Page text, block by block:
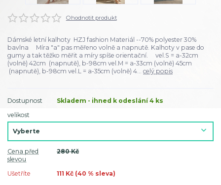
Ohodnotit produkt
Dámské letní kalhoty HZJ fashion Materiál --70% polyester 30%
bavlna Míra "a" pas měřeno volně a napnutě. Kalhoty v pase do
gumy a tak těžko měřit a míry spíše orientační. vel.S = a-32cm
(volně) 42cm (napnutě), b-98cm vel.M = a-33cm (volně) 45cm
(napnutě), b-98cm vel.L = a-35cm (volně) 4... celý popis
Dostupnost
Skladem - ihned k odeslání 4 ks
velikost
Cena před
slevou
280 Kč
Ušetříte 111 Kč (40 % sleva)